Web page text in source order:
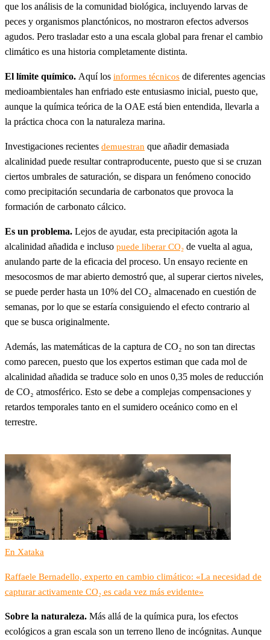
que los análisis de la comunidad biológica, incluyendo larvas de
peces y organismos planctónicos, no mostraron efectos adversos
agudos. Pero trasladar esto a una escala global para frenar el cambio
climático es una historia completamente distinta.
El límite químico. Aquí los informes técnicos de diferentes agencias
medioambientales han enfriado este entusiasmo inicial, puesto que,
aunque la química teórica de la OAE está bien entendida, llevarla a
la práctica choca con la naturaleza marina.
Investigaciones recientes demuestran que añadir demasiada
alcalinidad puede resultar contraproducente, puesto que si se cruzan
ciertos umbrales de saturación, se dispara un fenómeno conocido
como precipitación secundaria de carbonatos que provoca la
formación de carbonato cálcico.
Es un problema. Lejos de ayudar, esta precipitación agota la
alcalinidad añadida e incluso puede liberar CO₂ de vuelta al agua,
anulando parte de la eficacia del proceso. Un ensayo reciente en
mesocosmos de mar abierto demostró que, al superar ciertos niveles,
se puede perder hasta un 10% del CO₂ almacenado en cuestión de
semanas, por lo que se estaría consiguiendo el efecto contrario al
que se busca originalmente.
Además, las matemáticas de la captura de CO₂ no son tan directas
como parecen, puesto que los expertos estiman que cada mol de
alcalinidad añadida se traduce solo en unos 0,35 moles de reducción
de CO₂ atmosférico. Esto se debe a complejas compensaciones y
retardos temporales tanto en el sumidero oceánico como en el
terrestre.
En Xataka
Raffaele Bernadello, experto en cambio climático: «La necesidad de
capturar activamente CO₂ es cada vez más evidente»
Sobre la naturaleza. Más allá de la química pura, los efectos
ecológicos a gran escala son un terreno lleno de incógnitas. Aunque